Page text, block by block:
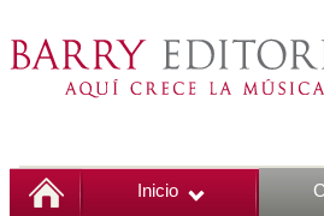
Inicio